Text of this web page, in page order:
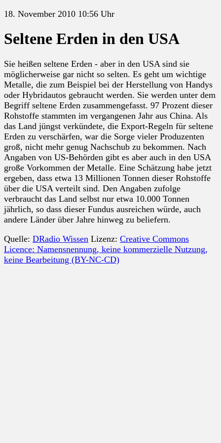
18. November 2010 10:56 Uhr
Seltene Erden in den USA
Sie heißen seltene Erden - aber in den USA sind sie
möglicherweise gar nicht so selten. Es geht um wichtige
Metalle, die zum Beispiel bei der Herstellung von Handys
oder Hybridautos gebraucht werden. Sie werden unter dem
Begriff seltene Erden zusammengefasst. 97 Prozent dieser
Rohstoffe stammten im vergangenen Jahr aus China. Als
das Land jüngst verkündete, die Export-Regeln für seltene
Erden zu verschärfen, war die Sorge vieler Produzenten
groß, nicht mehr genug Nachschub zu bekommen. Nach
Angaben von US-Behörden gibt es aber auch in den USA
große Vorkommen der Metalle. Eine Schätzung habe jetzt
ergeben, dass etwa 13 Millionen Tonnen dieser Rohstoffe
über die USA verteilt sind. Den Angaben zufolge
verbraucht das Land selbst nur etwa 10.000 Tonnen
jährlich, so dass dieser Fundus ausreichen würde, auch
andere Länder über Jahre hinweg zu beliefern.
Quelle: DRadio Wissen Lizenz: Creative Commons
Licence: Namensnennung, keine kommerzielle Nutzung,
keine Bearbeitung (BY-NC-CD)